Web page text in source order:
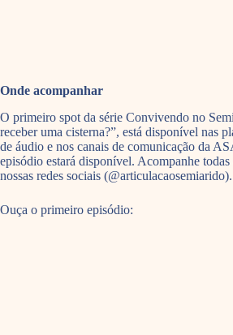
Onde acompanhar
O primeiro spot da série Convivendo no
receber uma cisterna?”, está disponível nas
de áudio e nos canais de comunicação da
episódio estará disponível. Acompanhe todas
nossas redes sociais (@articulacaosemiarido).
Ouça o primeiro episódio: